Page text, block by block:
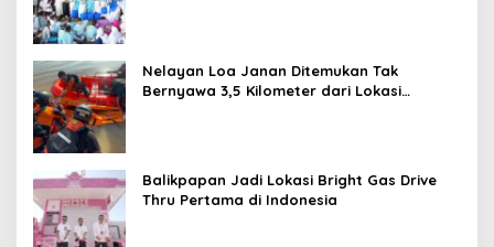
Nelayan Loa Janan Ditemukan Tak
Bernyawa 3,5 Kilometer dari Lokasi
Balikpapan Jadi Lokasi Bright Gas Drive
Thru Pertama di Indonesia